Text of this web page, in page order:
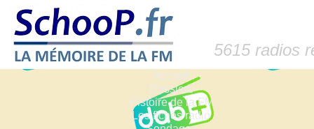
5615 radios
Accueil
Dossiers
Histoire de la FM
Les fiches radio